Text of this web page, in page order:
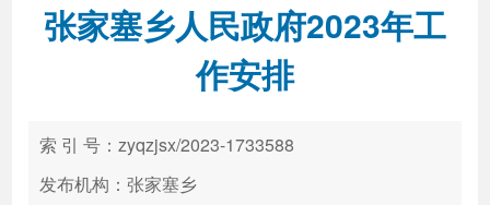
新闻中心 解读回应
政务服务
张家塞乡人民政府2023年工
作安排
索 引 号：zyqzjsx/2023-1733588
发布机构：张家塞乡